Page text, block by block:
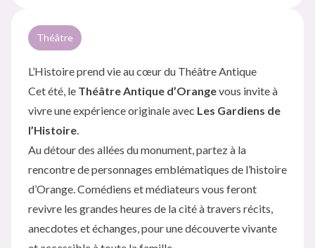
Théâtre
L’Histoire prend vie au cœur du Théâtre Antique
Cet été, le Théâtre Antique d’Orangevous invite à
vivre une expérience originale avec Les Gardiens de
l’Histoire
Au détour des allées du monument, partez à la
rencontre de personnages emblématiques de l’histoire
d’Orange. Comédiens et médiateurs vous feront
revivre les grandes heures de la cité à travers récits,
anecdotes et échanges, pour une découverte vivante